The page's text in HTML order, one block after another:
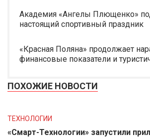
Академия «Ангелы Плющенко»
настоящий спортивный праздник
«Красная Поляна» продолжает
финансовые показатели и
ПОХОЖИЕ НОВОСТИ
ТЕХНОЛОГИИ
«Смарт-Технологии» запустили